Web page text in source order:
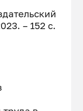
– 152 с.